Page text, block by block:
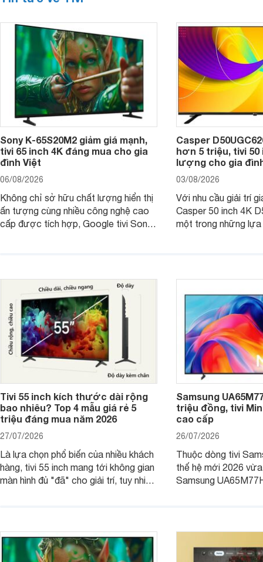
Sony K-65S20M2 giảm giá mạnh,
tivi 65 inch 4K đáng mua cho gia
đình Việt
06/08/2026
Không chỉ sở hữu chất lượng hiển thị
ấn tượng cùng nhiều công nghệ cao
cấp được tích hợp, Google tivi Sony
Casper
hơn 5 triệu, tivi 50
lượng cho gia
03/08/2026
Với nhu cầu giải trí
Casper 50 inch 4K
một trong những lựa
Tivi 55 inch kích thước dài rộng
bao nhiêu? Top 4 mẫu giá rẻ 5
triệu đáng mua năm 2026
27/07/2026
Là lựa chọn phổ biến của nhiều khách
hàng, tivi 55 inch mang tới không gian
màn hình đủ "đã" cho giải trí, tuy nhiên
dùng cho phòng bao nhiêu m2?
Samsung
triệu đồng, tivi
cao cấp
26/07/2026
Thuộc dòng tivi
thế hệ mới 2026
Samsung